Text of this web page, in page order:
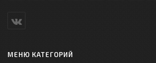
МЕНЮ КАТЕГОРИЙ